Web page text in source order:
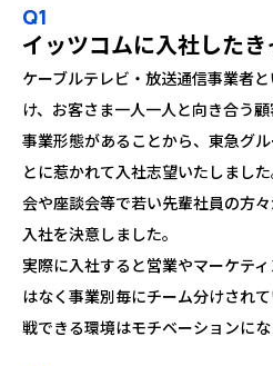
Q1
イッツコムに入社した
ケーブルテレビ・放送通信事業者
け、お客さま一人一人と向き合う
事業形態があることから、東急グ
とに惹かれて入社志望いたしまし
会や座談会等で若い先輩社員の方々
入社を決意しました。
実際に入社すると営業やマーケテ
はなく事業別毎にチーム分けされ
戦できる環境はモチベーションにな